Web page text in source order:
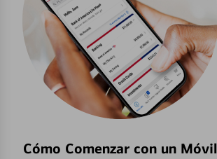
Cómo Comenzar con un Móvil